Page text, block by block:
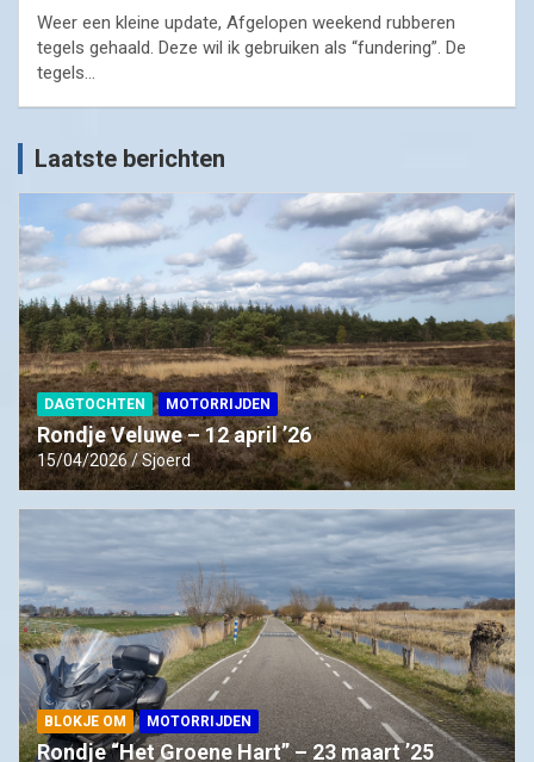
Weer een kleine update, Afgelopen weekend rubberen
tegels gehaald. Deze wil ik gebruiken als “fundering”. De
tegels…
Laatste berichten
DAGTOCHTEN MOTORRIJDEN
Rondje Veluwe – 12 april ’26
15/04/2026 Sjoerd
BLOKJE OM MOTORRIJDEN
Rondje “Het Groene Hart” – 23 maart ’25